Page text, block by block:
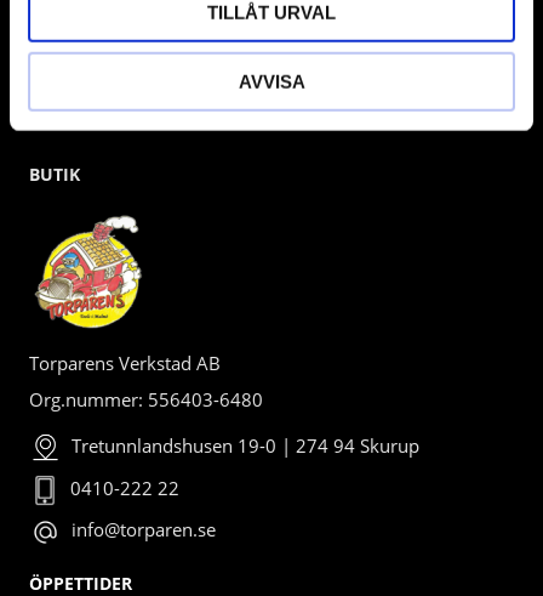
TILLÅT URVAL
AVVISA
BUTIK
Torparens Verkstad AB
Org.nummer: 556403-6480
Tretunnlandshusen 19-0 | 274 94 Skurup
0410-222 22
info@torparen.se
ÖPPETTIDER